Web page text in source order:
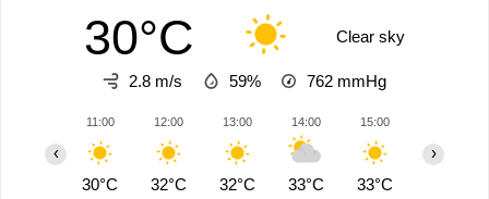
30°C Clear sky
2.8 m/s 59% 762 mmHg
11:00
30°C
12:00
32°C
13:00
32°C
14:00
33°C
15:00
33°C
‹ ›